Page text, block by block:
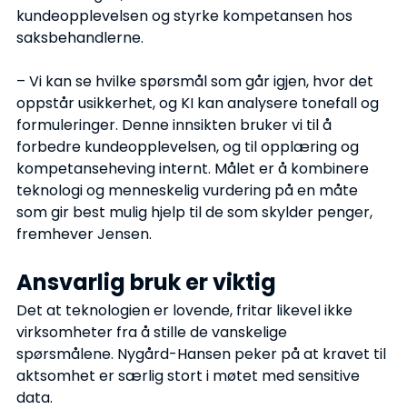
kundeopplevelsen og styrke kompetansen hos
saksbehandlerne.
– Vi kan se hvilke spørsmål som går igjen, hvor det
oppstår usikkerhet, og KI kan analysere tonefall og
formuleringer. Denne innsikten bruker vi til å
forbedre kundeopplevelsen, og til opplæring og
kompetanseheving internt. Målet er å kombinere
teknologi og menneskelig vurdering på en måte
som gir best mulig hjelp til de som skylder penger,
fremhever Jensen.
Ansvarlig bruk er viktig
Det at teknologien er lovende, fritar likevel ikke
virksomheter fra å stille de vanskelige
spørsmålene. Nygård-Hansen peker på at kravet til
aktsomhet er særlig stort i møtet med sensitive
data.